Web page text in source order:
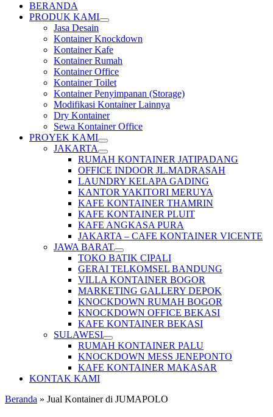
BERANDA
PRODUK KAMI
Jasa Desain
Kontainer Knockdown
Kontainer Kafe
Kontainer Rumah
Kontainer Office
Kontainer Toilet
Kontainer Penyimpanan (Storage)
Modifikasi Kontainer Lainnya
Dry Kontainer
Sewa Kontainer Office
PROYEK KAMI
JAKARTA
RUMAH KONTAINER JATIPADANG
OFFICE INDOOR JL.MADRASAH
LAUNDRY KELAPA GADING
KANTOR YAKITORI MERUYA
KAFE KONTAINER THAMRIN
KAFE KONTAINER PLUIT
KAFE ANGKASA PURA
JAKARTA – CAFE KONTAINER VICENTE
JAWA BARAT
TOKO BATIK CIPALI
GERAI TELKOMSEL BANDUNG
VILLA KONTAINER BOGOR
MARKETING GALLERY DEPOK
KNOCKDOWN RUMAH BOGOR
KNOCKDOWN OFFICE BEKASI
KAFE KONTAINER BEKASI
SULAWESI
RUMAH KONTAINER PALU
KNOCKDOWN MESS JENEPONTO
KAFE KONTAINER MAKASAR
KONTAK KAMI
Beranda » Jual Kontainer di JUMAPOLO